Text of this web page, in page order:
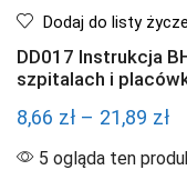
Dodaj do listy
DD017 Instrukcja
szpitalach i
8,66 zł – 21,89 zł
5 ogląda ten